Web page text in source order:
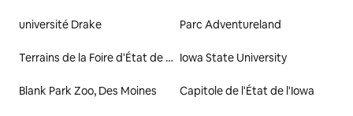
université Drake Parc Adventureland
Terrains de la Foire d'État de l'Iowa Iowa State University
Blank Park Zoo, Des Moines Capitole de l'État de l'Iowa